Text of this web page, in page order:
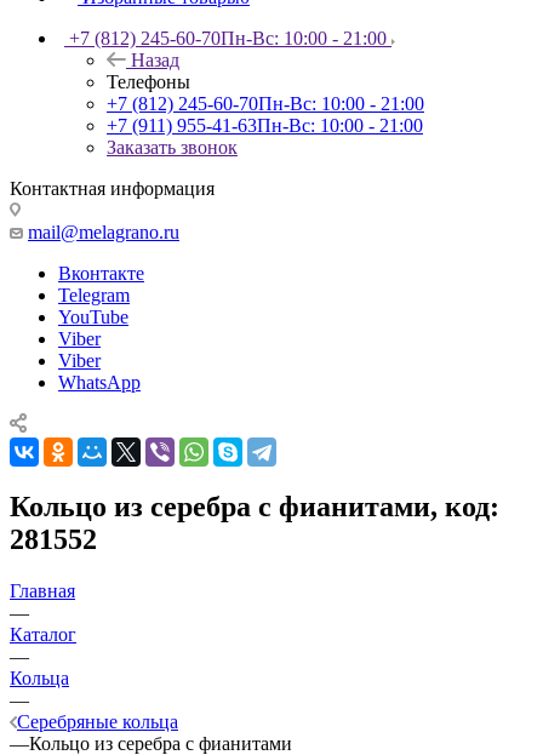
+7 (812) 245-60-70Пн-Вс: 10:00 - 21:00
Назад
Телефоны
+7 (812) 245-60-70Пн-Вс: 10:00 - 21:00
+7 (911) 955-41-63Пн-Вс: 10:00 - 21:00
Заказать звонок
Контактная информация
mail@melagrano.ru
Вконтакте
Telegram
YouTube
Viber
Viber
WhatsApp
Кольцо из серебра с фианитами, код:
281552
Главная
—
Каталог
—
Кольца
—
Серебряные кольца
—Кольцо из серебра с фианитами